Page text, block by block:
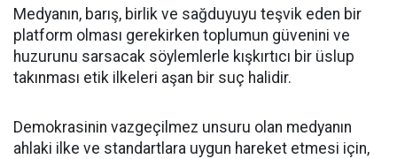
Medyanın, barış, birlik ve sağduyuyu teşvik eden bir
platform olması gerekirken toplumun güvenini ve
huzurunu sarsacak söylemlerle kışkırtıcı bir üslup
takınması etik ilkeleri aşan bir suç halidir.
Demokrasinin vazgeçilmez unsuru olan medyanın
ahlaki ilke ve standartlara uygun hareket etmesi için,